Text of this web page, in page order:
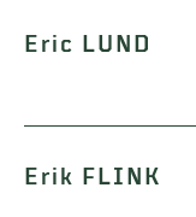
Eric LUND
Erik FLINK